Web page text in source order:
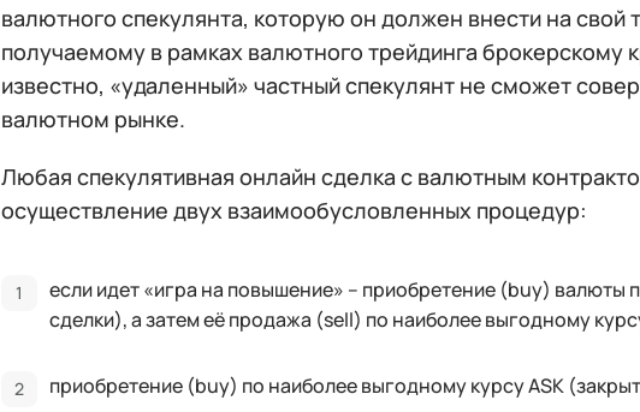
валютного спекулянта, которую он должен внести на свой
получаемому в рамках валютного трейдинга брокерскому
известно, «удаленный» частный спекулянт не сможет
валютном рынке.
Любая спекулятивная онлайн сделка с валютным
осуществление двух взаимообусловленных процедур:
если идет «игра на повышение» – приобретение (buy) валюты
сделки), а затем её продажа (sell) по наиболее выгодному
приобретение (buy) по наиболее выгодному курсу ASK